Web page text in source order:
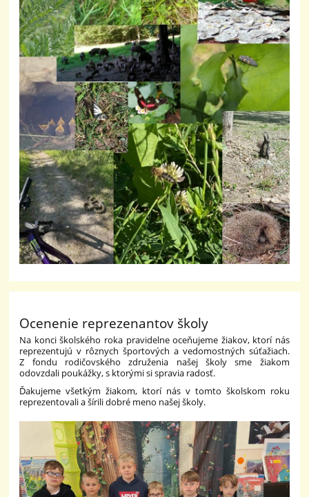
Ocenenie reprezenantov školy
Na konci školského roka pravidelne oceňujeme žiakov, ktorí nás
reprezentujú v rôznych športových a vedomostných súťažiach.
Z fondu rodičovského združenia našej školy sme žiakom
odovzdali poukážky, s ktorými si spravia radosť.
Ďakujeme všetkým žiakom, ktorí nás v tomto školskom roku
reprezentovali a šírili dobré meno našej školy.